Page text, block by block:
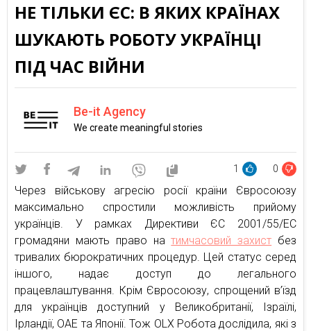
НЕ ТІЛЬКИ ЄС: В ЯКИХ КРАЇНАХ
ШУКАЮТЬ РОБОТУ УКРАЇНЦІ
ПІД ЧАС ВІЙНИ
Be-it Agency
We create meaningful stories
1 0
Через військову агресію росії країни Євросоюзу
максимально спростили можливість прийому
українців. У рамках Директиви ЄС 2001/55/ЕС
громадяни мають право натимчасовий захист без
тривалих бюрократичних процедур. Цей статус серед
іншого, надає доступ до легального
працевлаштування. Крім Євросоюзу, спрощений в’їзд
для українців доступний у Великобританії, Ізраїлі,
Ірландії, ОАЕ та Японії. Тож OLX Робота дослідила, які з